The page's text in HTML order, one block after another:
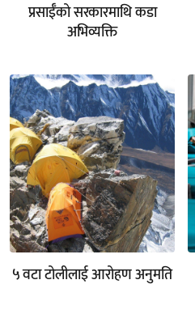
प्रसाईँको सरकारमाथि कडा
अभिव्यक्ति
५ वटा टोलीलाई आरोहण अनुमति